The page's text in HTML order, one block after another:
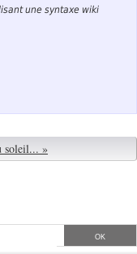
une syntaxe wiki
soleil... »